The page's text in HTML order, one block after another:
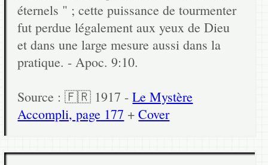
éternels " ; cette puissance de tourmenter
fut perdue légalement aux yeux de Dieu
et dans une large mesure aussi dans la
pratique. - Apoc. 9:10.
Source : 🇫🇷 1917 -Le Mystère
Accompli, page 177 +Cover